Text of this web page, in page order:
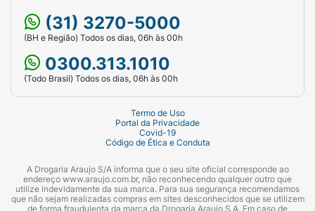
(31) 3270-5000
(BH e Região) Todos os dias, 06h às 00h
0300.313.1010
(Todo Brasil) Todos os dias, 06h às 00h
Termo de Uso
Portal da Privacidade
Covid-19
Código de Ética e Conduta
A Drogaria Araujo S/A informa que o seu site oficial corresponde ao
endereço www.araujo.com.br, não reconhecendo qualquer outro que
utilize indevidamente da sua marca. Para sua segurança recomendamos
que não sejam realizadas compras em sites desconhecidos que se utilizem
de forma fraudulenta da marca da Drogaria Araujo S.A. Em caso de